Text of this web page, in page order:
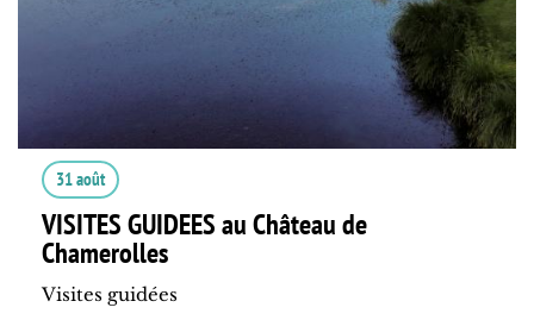
31 août
VISITES GUIDEES au Château de
Chamerolles
Visites guidées